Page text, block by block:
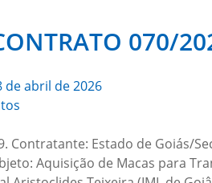
070/
de abril de 2026
Contratante: Estado de Goiás/
Aquisição de Macas para